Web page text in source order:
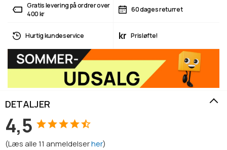
Gratis levering på ordrer over
400 kr
60 dages returret
Hurtig kundeservice kr Prisløfte!
DETALJER
4,5
(Læs alle11 anmeldelserher)